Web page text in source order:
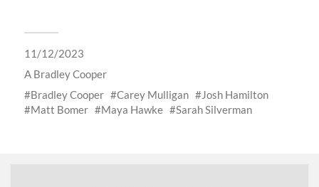
11/12/2023
A Bradley Cooper
Bradley Cooper
Carey Mulligan
Josh Hamilton
Matt Bomer
Maya Hawke Sarah Silverman